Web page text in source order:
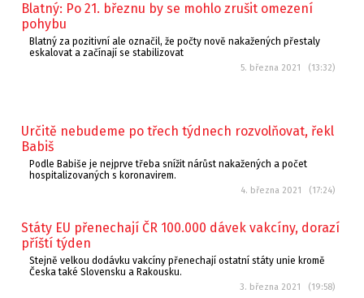
Blatný: Po 21. březnu by se mohlo zrušit omezení
pohybu
Blatný za pozitivní ale označil, že počty nově nakažených přestaly
eskalovat a začínají se stabilizovat
5. března 2021 (13:32)
Určitě nebudeme po třech týdnech rozvolňovat, řekl
Babiš
Podle Babiše je nejprve třeba snížit nárůst nakažených a počet
hospitalizovaných s koronavirem.
4. března 2021 (17:24)
Státy EU přenechají ČR 100.000 dávek vakcíny, dorazí
příští týden
Stejně velkou dodávku vakcíny přenechají ostatní státy unie kromě
Česka také Slovensku a Rakousku.
3. března 2021 (19:58)